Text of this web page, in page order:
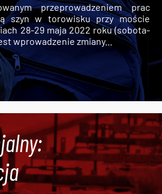
przeprowadzeniem prac
szyn w torowisku przy moście
28-29 maja 2022 roku (sobota-
wprowadzenie zmiany...